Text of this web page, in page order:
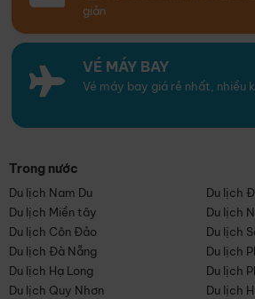
giản
VÉ MÁY BAY
Vé máy bay giá rẻ nhất, nhiều
Trong nước
Du lịch Nam Du
Du lịch
Du lịch Miền tây
Du lịch
Du lịch Côn Đảo
Du lịch
Du lịch Đà Nẵng
Du lịch
Du lịch Hạ Long
Du lịch
Du lịch Quy Nhơn
Du lịch